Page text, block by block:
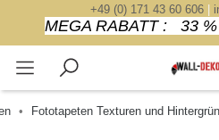
+49 (0) 171 43 60 606|
MEGA RABATT : 33
Fototapeten Texturen und